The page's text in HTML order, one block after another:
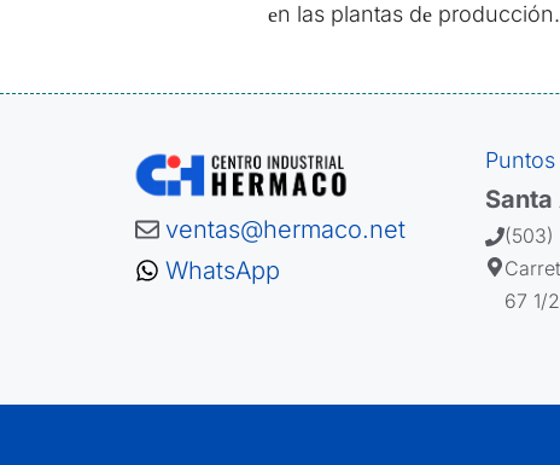
еn las plantas dе
ventas@hermaco.net
WhatsApp
Santa
(503)
67 1/